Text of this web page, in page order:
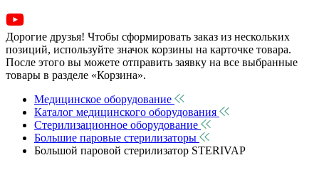
Дорогие друзья! Чтобы сформировать заказ из нескольких
позиций, используйте значок корзины на карточке товара.
После этого вы можете отправить заявку на все выбранные
товары в разделе «Корзина».
Медицинское оборудование
Каталог медицинского оборудования
Стерилизационное оборудование
Большие паровые стерилизаторы
Большой паровой стерилизатор STERIVAP